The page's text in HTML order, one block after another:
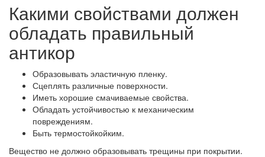
Какими свойствами должен
обладать правильный
антикор
Образовывать эластичную пленку.
Сцеплять различные поверхности.
Иметь хорошие смачиваемые свойства.
Обладать устойчивостью к механическим
повреждениям.
Быть термостойкойким.
Вещество не должно образовывать трещины при покрытии.